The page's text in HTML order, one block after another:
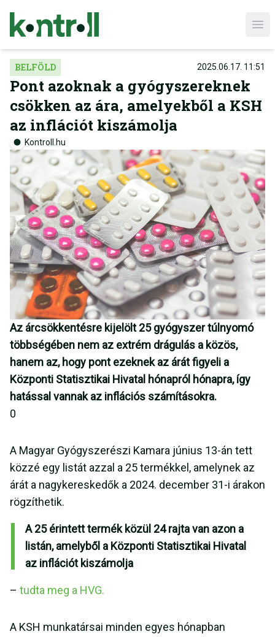
BELFÖLD 2025.06.17. 11:51
Pont azoknak a gyógyszereknek
csökken az ára, amelyekből a KSH
az inflációt kiszámolja
Kontroll.hu
Az árcsökkentésre kijelölt 25 gyógyszer túlnyomó
többségében nem az extrém drágulás a közös,
hanem az, hogy pont ezeknek az árát figyeli a
Központi Statisztikai Hivatal hónapról hónapra, így
hatással vannak az inflációs számításokra.
0
A Magyar Gyógyszerészi Kamara június 13-án tett
közzé egy listát azzal a 25 termékkel, amelynek az
árát a nagykereskedők a 2024. december 31-i árakon
rögzíthetik.
A 25 érintett termék közül 24 rajta van azon a
listán, amelyből a Központi Statisztikai Hivatal
az inflációt kiszámolja
– tudta meg a HVG.
A KSH munkatársai minden egyes hónapban